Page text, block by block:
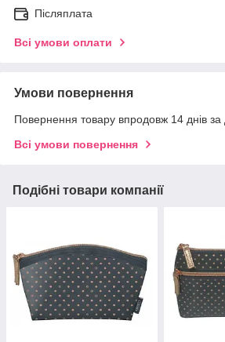
Післяплата
Всі умови оплати
Умови повернення
Повернення товару впродовж 14 днів за
Всі умови повернення
Подібні товари компанії